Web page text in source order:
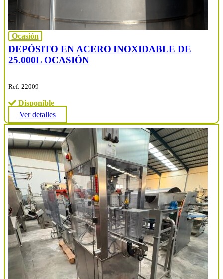
Ocasión
DEPÓSITO EN ACERO INOXIDABLE DE
25.000L OCASIÓN
Ref: 22009
Disponible
Ver detalles